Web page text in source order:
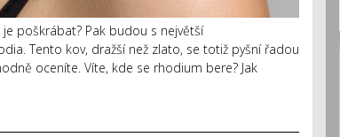
poškrábat? Pak budou s největší
Tento kov, dražší než zlato, se totiž pyšní řadou
oceníte. Víte, kde se rhodium bere? Jak